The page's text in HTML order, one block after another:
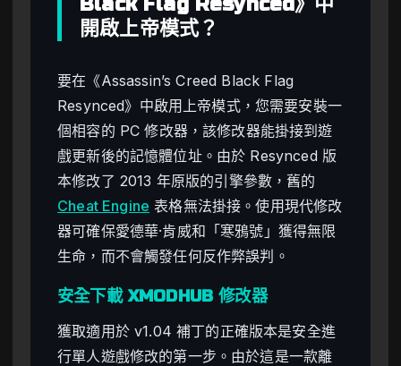
Black Flag Resynced》中
開啟上帝模式？
要在《Assassin’s Creed Black Flag
Resynced》中啟用上帝模式，您需要安裝一
個相容的 PC 修改器，該修改器能掛接到遊
戲更新後的記憶體位址。由於 Resynced 版
本修改了 2013 年原版的引擎參數，舊的
Cheat Engine 表格無法掛接。使用現代修改
器可確保愛德華·肯威和「寒鴉號」獲得無限
生命，而不會觸發任何反作弊誤判。
安全下載 XMODHUB 修改器
獲取適用於 v1.04 補丁的正確版本是安全進
行單人遊戲修改的第一步。由於這是一款離